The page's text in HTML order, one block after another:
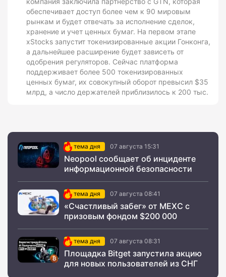
обеспечивает доступ более чем к 90 мировым
рынкам и будет отвечать за исполнение сделок,
хранение и учет ценных бумаг. На первом этапе
xStocks запустит токенизированные акции Гонконга,
а дальнейшее расширение будет зависеть от
одобрения регуляторов. Сейчас платформа
поддерживает более 500 токенизированных
ценных бумаг, их совокупный оборот превысил $35
млрд, а число держателей приблизилось к 200 тыс.
тема дня 07 августа 15:31
Neopool сообщает об инциденте
информационной безопасности
тема дня 07 августа 08:41
«Счастливый забег» от MEXC с
призовым фондом $200 000
тема дня 07 августа 08:31
Площадка Bitget запустила акцию
для новых пользователей из СНГ